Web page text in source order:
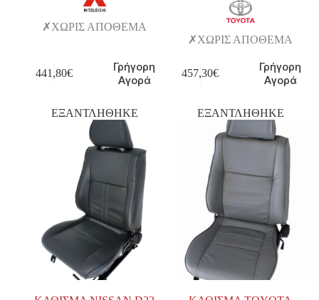
ΧΩΡΙΣ ΑΠΟΘΕΜΑ
441,80€
Γρήγορη
Αγορά
ΧΩΡΙΣ ΑΠΟΘΕΜΑ
457,30€
Γρήγορη
Αγορά
ΕΞΑΝΤΛΗΘΗΚΕ ΕΞΑΝΤΛΗΘΗΚΕ